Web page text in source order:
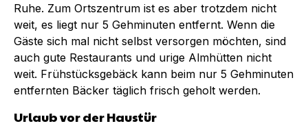
Ruhe. Zum Ortszentrum ist es aber trotzdem nicht
weit, es liegt nur 5 Gehminuten entfernt. Wenn die
Gäste sich mal nicht selbst versorgen möchten, sind
auch gute Restaurants und urige Almhütten nicht
weit. Frühstücksgebäck kann beim nur 5 Gehminuten
entfernten Bäcker täglich frisch geholt werden.
Urlaub vor der Haustür